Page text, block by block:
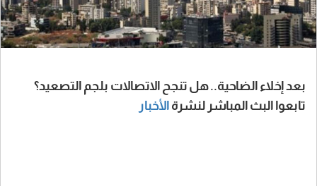
بعد إخلاء الضاحية.. هل تنجح الاتصالات بلجم التصعيد؟
تابعوا البث المباشر لنشرة الأخبار